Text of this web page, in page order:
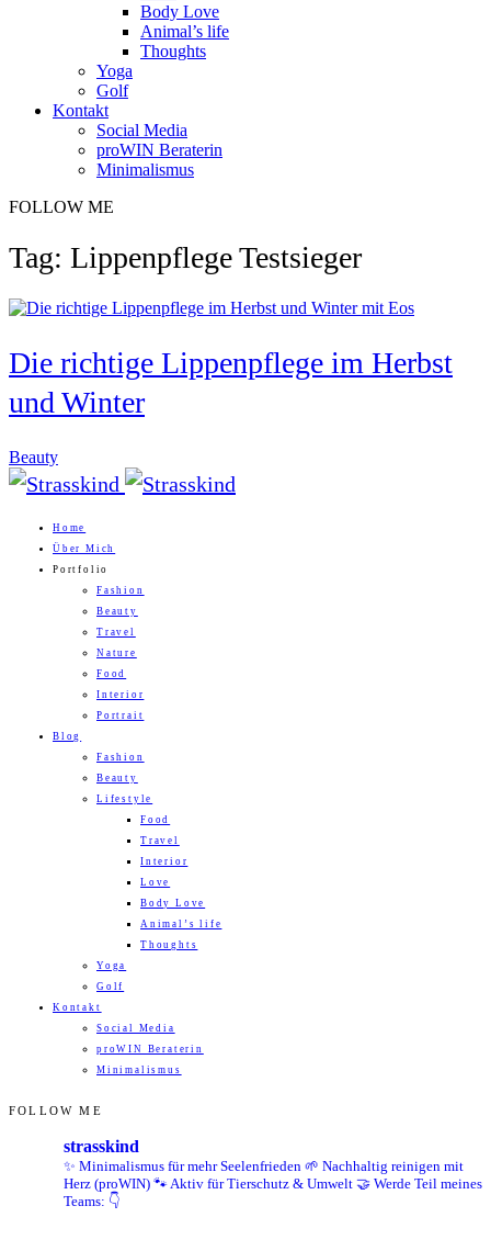
Body Love
Animal’s life
Thoughts
Yoga
Golf
Kontakt
Social Media
proWIN Beraterin
Minimalismus
FOLLOW ME
Tag: Lippenpflege Testsieger
Die richtige Lippenpflege im Herbst
und Winter
Beauty
Home
Über Mich
Portfolio
Fashion
Beauty
Travel
Nature
Food
Interior
Portrait
Blog
Fashion
Beauty
Lifestyle
Food
Travel
Interior
Love
Body Love
Animal’s life
Thoughts
Yoga
Golf
Kontakt
Social Media
proWIN Beraterin
Minimalismus
FOLLOW ME
strasskind
✨ Minimalismus für mehr Seelenfrieden 🌱 Nachhaltig reinigen mit
Herz (proWIN) 🐾 Aktiv für Tierschutz & Umwelt 🤝 Werde Teil meines
Teams: 👇